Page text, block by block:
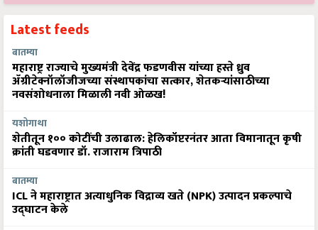
Latest feeds
बातम्या
महाराष्ट्र राज्याचे मुख्यमंत्री देवेंद्र फडणवीस यांच्या हस्ते ध्रुव
ॲग्रीटेक्नॉलॉजीजच्या संस्थापकांचा सत्कार, शेतकऱ्यांसाठीच्या
नवसंशोधनाला मिळाली नवी ओळख!
यशोगाथा
शेतीतून १०० कोटींची उलाढाल: हेलिकॉप्टरनंतर आता विमानातून कृषी
क्रांती घडवणार डॉ. राजाराम त्रिपाठी
बातम्या
ICL ने महाराष्ट्रात अत्याधुनिक विद्राव्य खते (NPK) उत्पादन प्रकल्पाचे
उद्घाटन केले